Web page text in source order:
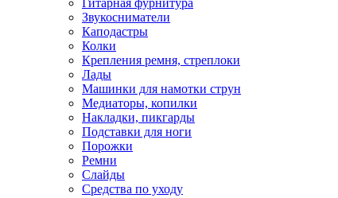
Гитарная фурнитура
Звукосниматели
Каподастры
Колки
Крепления ремня, стреплоки
Лады
Машинки для намотки струн
Медиаторы, копилки
Накладки, пикгарды
Подставки для ноги
Порожки
Ремни
Слайды
Средства по уходу